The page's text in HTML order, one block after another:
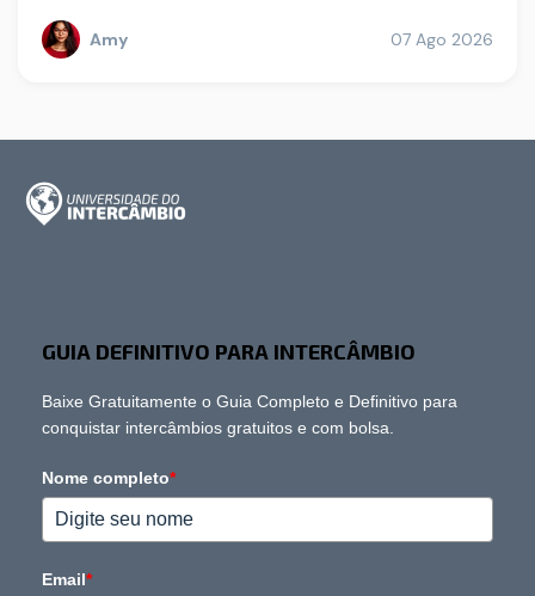
Amy 07 Ago 2026
GUIA DEFINITIVO PARA INTERCÂMBIO
Baixe Gratuitamente o Guia Completo e Definitivo para
conquistar intercâmbios gratuitos e com bolsa.
Nome completo*
Email*